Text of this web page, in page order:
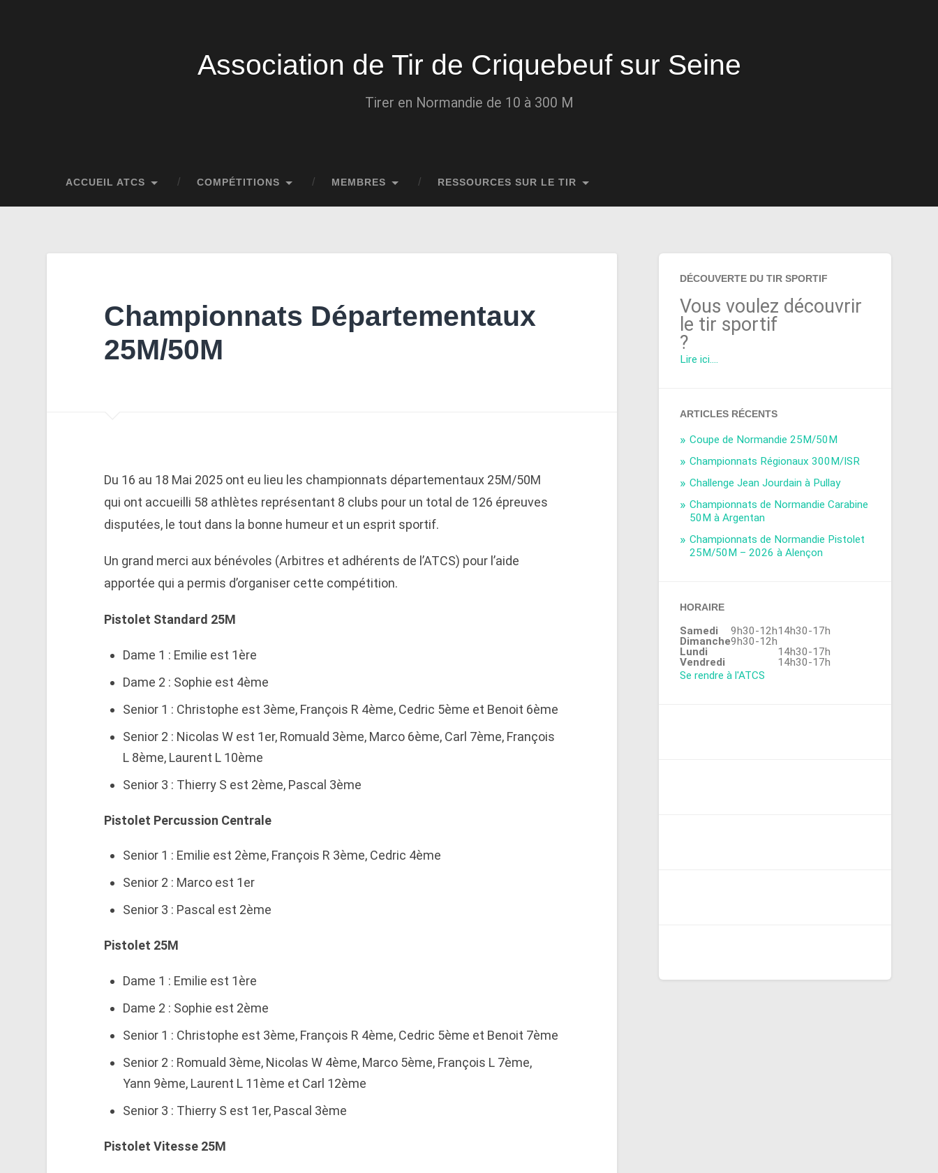
Association de Tir de Criquebeuf sur Seine
Tirer en Normandie de 10 à 300 M
ACCUEIL ATCS COMPÉTITIONS MEMBRES RESSOURCES SUR LE TIR
Championnats Départementaux
25M/50M
Du 16 au 18 Mai 2025 ont eu lieu les championnats départementaux 25M/50M
qui ont accueilli 58 athlètes représentant 8 clubs pour un total de 126 épreuves
disputées, le tout dans la bonne humeur et un esprit sportif.
Un grand merci aux bénévoles (Arbitres et adhérents de l’ATCS) pour l’aide
apportée qui a permis d’organiser cette compétition.
Pistolet Standard 25M
Dame 1 : Emilie est 1ère
Dame 2 : Sophie est 4ème
Senior 1 : Christophe est 3ème, François R 4ème, Cedric 5ème et Benoit 6ème
Senior 2 : Nicolas W est 1er, Romuald 3ème, Marco 6ème, Carl 7ème, François
L 8ème, Laurent L 10ème
Senior 3 : Thierry S est 2ème, Pascal 3ème
Pistolet Percussion Centrale
Senior 1 : Emilie est 2ème, François R 3ème, Cedric 4ème
Senior 2 : Marco est 1er
Senior 3 : Pascal est 2ème
Pistolet 25M
Dame 1 : Emilie est 1ère
Dame 2 : Sophie est 2ème
Senior 1 : Christophe est 3ème, François R 4ème, Cedric 5ème et Benoit 7ème
Senior 2 : Romuald 3ème, Nicolas W 4ème, Marco 5ème, François L 7ème,
Yann 9ème, Laurent L 11ème et Carl 12ème
Senior 3 : Thierry S est 1er, Pascal 3ème
Pistolet Vitesse 25M
DÉCOUVERTE DU TIR SPORTIF
Vous voulez découvrir
le tir sportif
?
Lire ici....
ARTICLES RÉCENTS
Coupe de Normandie 25M/50M
Championnats Régionaux 300M/ISR
Challenge Jean Jourdain à Pullay
Championnats de Normandie Carabine
50M à Argentan
Championnats de Normandie Pistolet
25M/50M – 2026 à Alençon
HORAIRE
Samedi 9h30-12h14h30-17h
Dimanche9h30-12h
Lundi
14h30-17h
Vendredi
14h30-17h
Se rendre à l'ATCS